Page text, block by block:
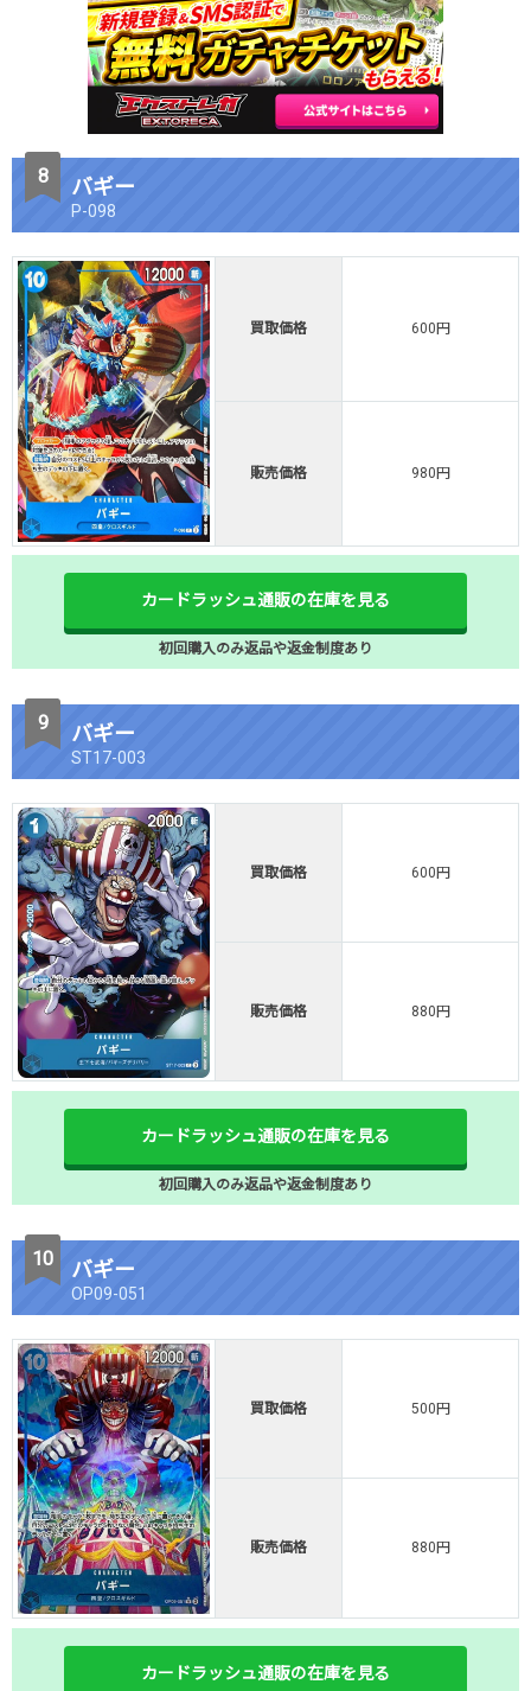
バギー
P-098
買取価格 600円
販売価格 980円
カードラッシュ通販の在庫を見る
初回購入のみ返品や返金制度あり
バギー
ST17-003
買取価格 600円
販売価格 880円
カードラッシュ通販の在庫を見る
初回購入のみ返品や返金制度あり
バギー
OP09-051
買取価格 500円
販売価格 880円
カードラッシュ通販の在庫を見る